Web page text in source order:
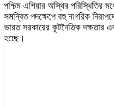
পশ্চিম এশিয়ার অস্থির পরিস্থিতির
সমন্বিত পদক্ষেপে বহু নাগরিক
ভারত সরকারের কূটনৈতিক দক্ষতার
হচ্ছে।